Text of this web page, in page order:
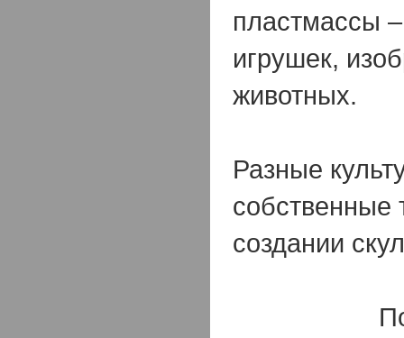
пластмассы
игрушек,
животных.
Разные
собственные
создании